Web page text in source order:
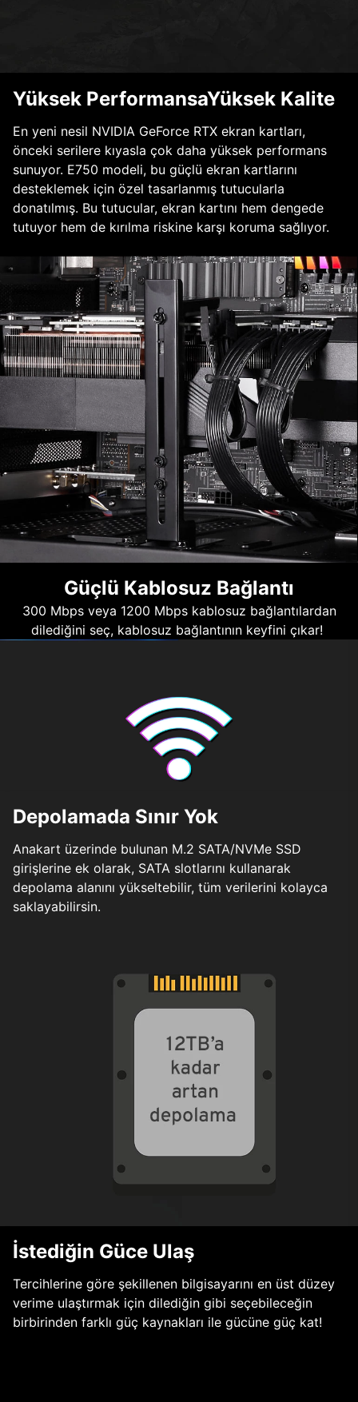
Yüksek PerformansaYüksek Kalite
En yeni nesil NVIDIA GeForce RTX ekran kartları,
önceki serilere kıyasla çok daha yüksek performans
sunuyor. E750 modeli, bu güçlü ekran kartlarını
desteklemek için özel tasarlanmış tutucularla
donatılmış. Bu tutucular, ekran kartını hem dengede
tutuyor hem de kırılma riskine karşı koruma sağlıyor.
Güçlü Kablosuz Bağlantı
300 Mbps veya 1200 Mbps kablosuz bağlantılardan
dilediğini seç, kablosuz bağlantının keyfini çıkar!
Depolamada Sınır Yok
Anakart üzerinde bulunan M.2 SATA/NVMe SSD
girişlerine ek olarak, SATA slotlarını kullanarak
depolama alanını yükseltebilir, tüm verilerini kolayca
saklayabilirsin.
İstediğin Güce Ulaş
Tercihlerine göre şekillenen bilgisayarını en üst düzey
verime ulaştırmak için dilediğin gibi seçebileceğin
birbirinden farklı güç kaynakları ile gücüne güç kat!